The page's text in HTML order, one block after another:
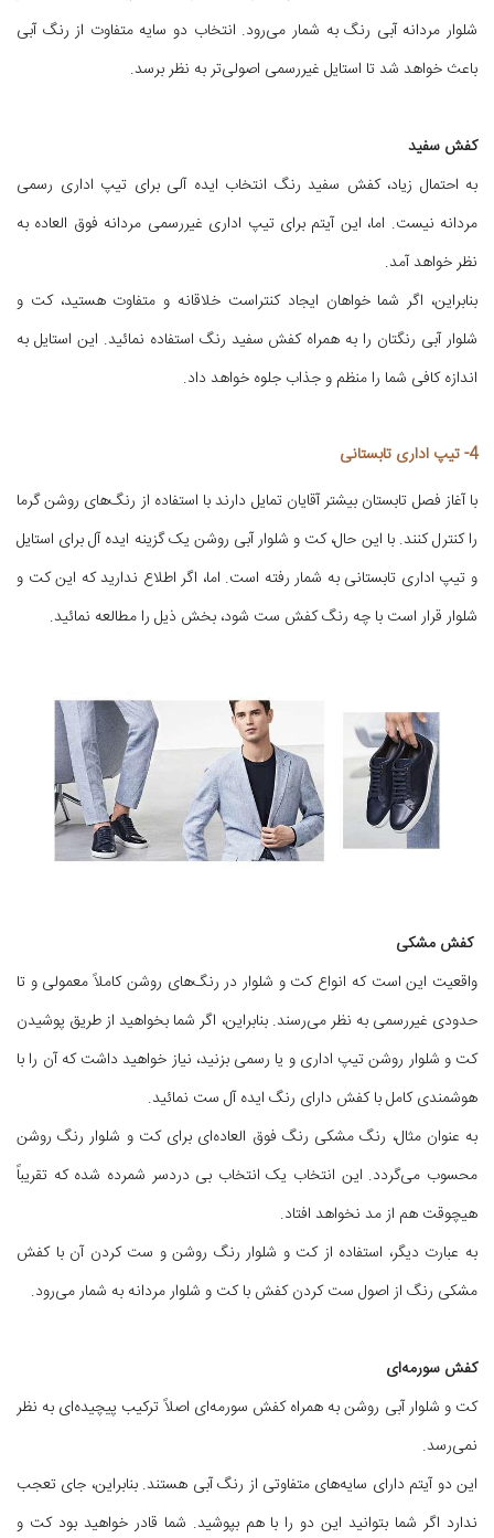
شلوار مردانه آبی رنگ به شمار می‌رود. انتخاب دو سایه متفاوت از رنگ آبی
باعث خواهد شد تا استایل غیررسمی اصولی‌تر به نظر برسد.
کفش سفید
به احتمال زیاد، کفش سفید رنگ انتخاب ایده آلی برای تیپ اداری رسمی
مردانه نیست. اما، این آیتم برای تیپ اداری غیررسمی مردانه فوق العاده به
نظر خواهد آمد.
بنابراین، اگر شما خواهان ایجاد کنتراست خلاقانه و متفاوت هستید، کت و
شلوار آبی رنگتان را به همراه کفش سفید رنگ استفاده نمائید. این استایل به
اندازه کافی شما را منظم و جذاب جلوه خواهد داد.
4- تیپ اداری تابستانی
با آغاز فصل تابستان بیشتر آقایان تمایل دارند با استفاده از رنگ‌های روشن گرما
را کنترل کنند. با این حال، کت و شلوار آبی روشن یک گزینه ایده آل برای استایل
و تیپ اداری تابستانی به شمار رفته است. اما، اگر اطلاع ندارید که این کت و
شلوار قرار است با چه رنگ کفش ست شود، بخش ذیل را مطالعه نمائید.
کفش مشکی
واقعیت این است که انواع کت و شلوار در رنگ‌های روشن کاملاً معمولی و تا
حدودی غیررسمی به نظر می‌رسند. بنابراین، اگر شما بخواهید از طریق پوشیدن
کت و شلوار روشن تیپ اداری و یا رسمی بزنید، نیاز خواهید داشت که آن را با
هوشمندی کامل با کفش دارای رنگ ایده آل ست نمائید.
به عنوان مثال، رنگ مشکی رنگ فوق العاده‌ای برای کت و شلوار رنگ روشن
محسوب می‌گردد. این انتخاب یک انتخاب بی دردسر شمرده شده که تقریباً
هیچوقت هم از مد نخواهد افتاد.
به عبارت دیگر، استفاده از کت و شلوار رنگ روشن و ست کردن آن با کفش
مشکی رنگ از اصول ست کردن کفش با کت و شلوار مردانه به شمار می‌رود.
کفش سورمه‌ای
کت و شلوار آبی روشن به همراه کفش سورمه‌ای اصلاً ترکیب پیچیده‌ای به نظر
نمی‌رسد.
این دو آیتم دارای سایه‌های متفاوتی از رنگ آبی هستند. بنابراین، جای تعجب
ندارد اگر شما بتوانید این دو را با هم بپوشید. شما قادر خواهید بود کت و